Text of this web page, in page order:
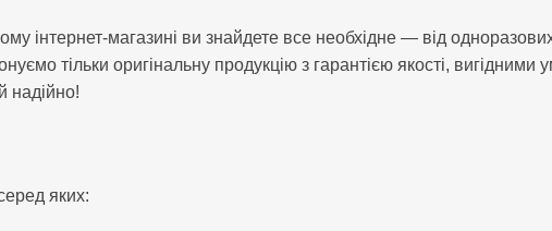
інтернет-магазині ви знайдете все необхідне — від
тільки оригінальну продукцію з гарантією якості,
надійно!
яких: